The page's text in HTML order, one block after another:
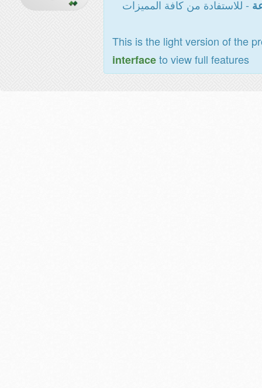
- للاستفادة من كافة المميزات
This is the light version of the
interfaceto view full features